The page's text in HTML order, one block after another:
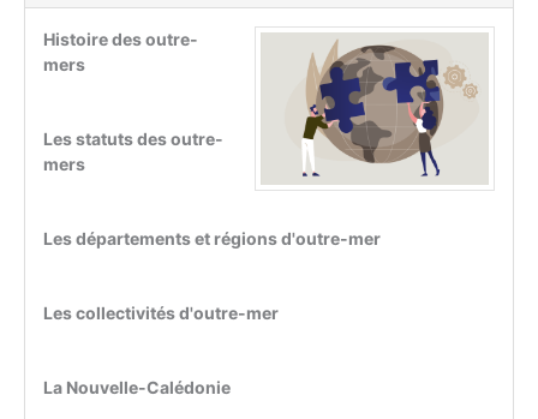
Histoire des outre-
mers
Les statuts des outre-
mers
Les départements et régions d'outre-mer
Les collectivités d'outre-mer
La Nouvelle-Calédonie